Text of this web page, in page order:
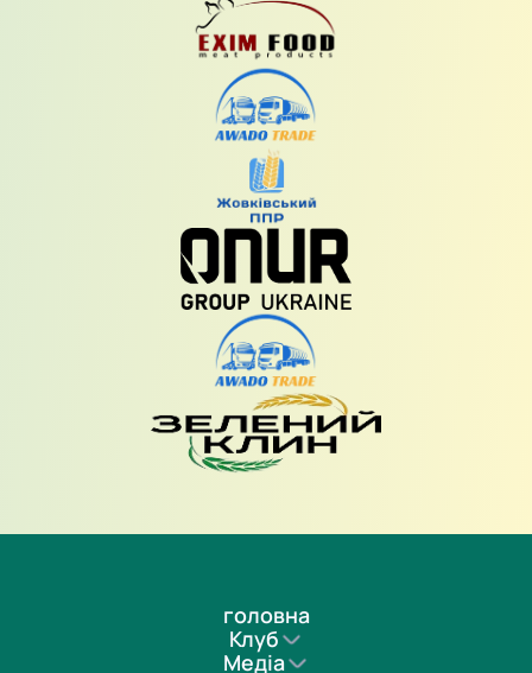
головна
Клуб
Медіа